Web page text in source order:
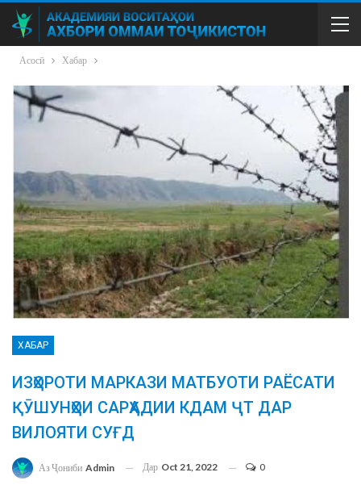
Асосӣ Хабар
ХАБАР
ИЗҲОРОТИ МАРКАЗИ МАТБУОТИ РАЁСАТИ
ҚӮШУНҲОИ САРҲАДИИ КДАМ ҶТ ДАР
ВИЛОЯТИ СУҒД
Аз Ҷониби Admin Дар Oct 21, 2022 0